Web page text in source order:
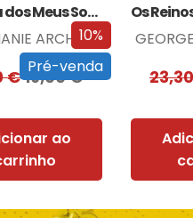
10%
Pré-venda
A Miúda dos Meus Sonhos – Edição…
ARCHER
€19,00€
ao